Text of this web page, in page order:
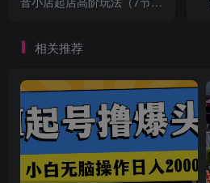
相关推荐